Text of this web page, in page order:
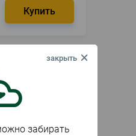
забирать